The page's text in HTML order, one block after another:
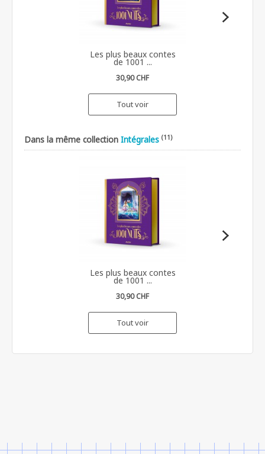
Les plus beaux contes
de 1001 ...
30,90 CHF
Tout voir
Dans la même collection Intégrales (11)
Les plus beaux contes
de 1001 ...
30,90 CHF
Tout voir